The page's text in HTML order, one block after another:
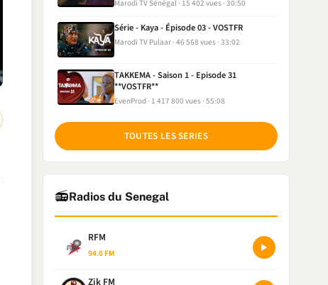
Marodi TV Sénégal 15 402 vues 30:50
Série - Kaya - Épisode 03 - VOSTFR
Marodi TV Pulaar 46 568 vues 33:02
TAKKEMA - Saison 1 - Episode 31
**VOSTFR**
EvenProd 1 417 800 vues 55:08
TOUTES LES SERIES
📻Radios du Senegal
RFM
94.0 FM
Zik FM